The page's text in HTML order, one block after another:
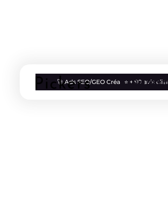
🚀 Ads SEO/GEO Créa ⭐ + 90 avis
Qui
Blog SEO